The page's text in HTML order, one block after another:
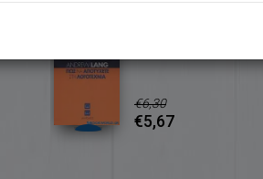
€6,30
€5,67